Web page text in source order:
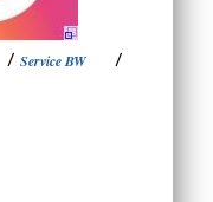
/ Service BW
/